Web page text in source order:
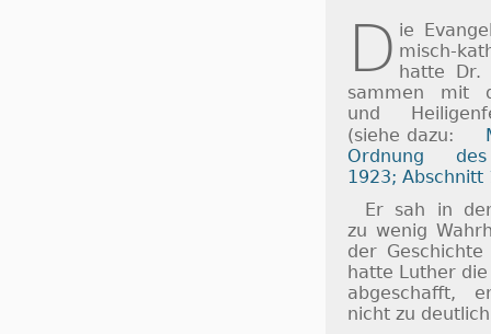
D ie
misch-
hatte
sam­men mit
und
(siehe dazu:
Ord­nung des
1923; Ab­schnitt
Er sah in
zu we­nig
der
hatte Luther
ab­ge­schafft,
nicht zu